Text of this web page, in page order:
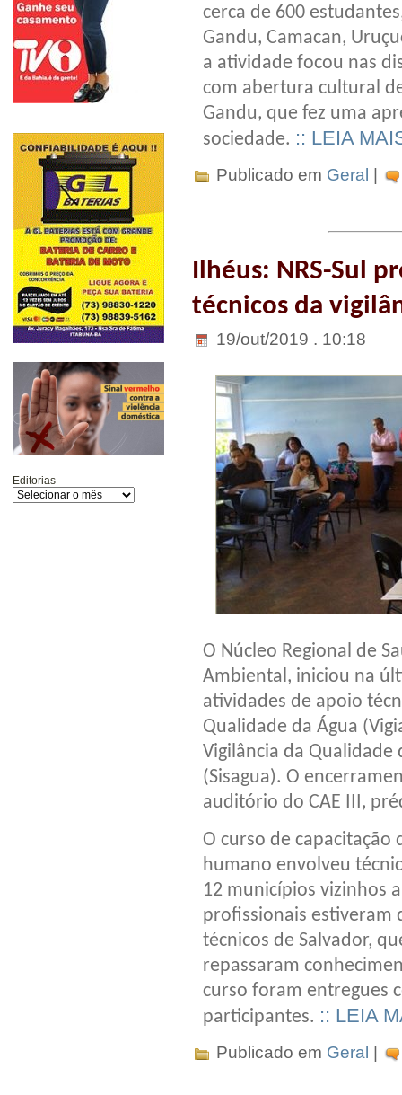
Editorias
cerca de 600
Gandu, Camacan,
a atividade focou nas
com abertura cultural
Gandu, que fez uma
sociedade. :: LEIA
Publicado em Geral
Ilhéus: NRS-Sul
técnicos da
19/out/2019 . 10:18
O Núcleo Regional de
Ambiental, iniciou na
atividades de apoio
Qualidade da Água
Vigilância da Qualidade
(Sisagua). O
auditório do CAE III,
O curso de capacitação
humano envolveu
12 municípios vizinhos
profissionais estiveram
técnicos de Salvador,
repassaram
curso foram entregues
participantes. :: LEIA
Publicado em Geral |